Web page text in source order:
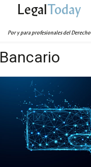
LegalToday
Por y para profesionales del Derecho
Bancario